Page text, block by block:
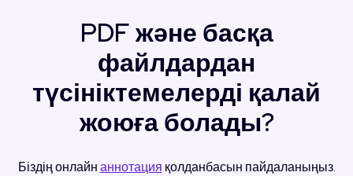
PDF және басқа
файлдардан
түсініктемелерді қалай
жоюға болады?
Біздің онлайнаннотация қолданбасын пайдаланыңыз.